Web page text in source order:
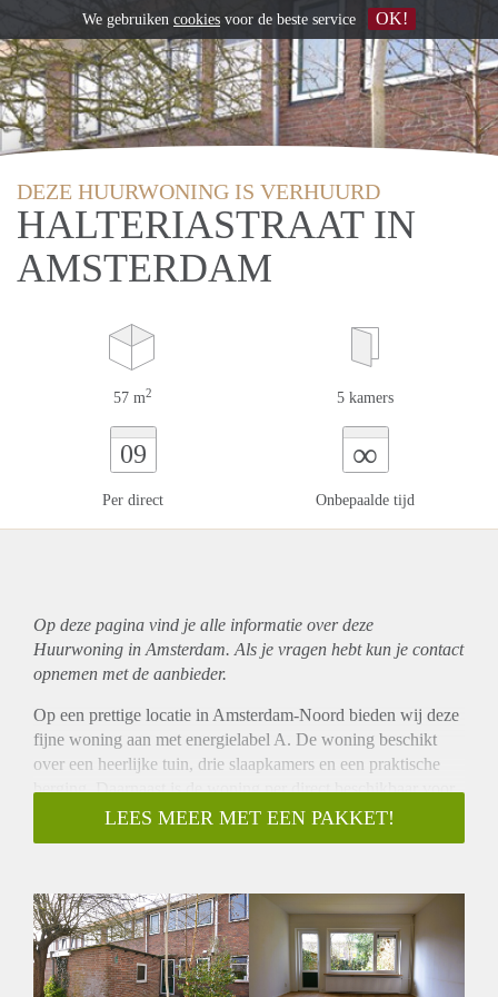
DEZE HUURWONING IS VERHUURD
HALTERIASTRAAT IN
AMSTERDAM
57 m2 5 kamers
09
Per direct
∞
Onbepaalde tijd
Op deze pagina vind je alle informatie over deze
Huurwoning in Amsterdam. Als je vragen hebt kun je contact
opnemen met de aanbieder.
Op een prettige locatie in Amsterdam-Noord bieden wij deze
fijne woning aan met energielabel A. De woning beschikt
over een heerlijke tuin, drie slaapkamers en een praktische
berging. Daarnaast is de woning per direct beschikbaar voor
onbepaalde tijd.
B E Z I C H T I G I N G A A N V R A G E N
2. Rechtsonder vindt u een groene knop: "Plan Afspraak".
3. Vul de korte vragenlijst in zodat wij kunnen beoordelen of
uw profiel aansluit bij de woning.
Op basis daarvan ontvangt u wel of geen uitnodiging om een
LEES MEER MET EEN PAKKET!
We gebruiken cookies voor de beste service OK!